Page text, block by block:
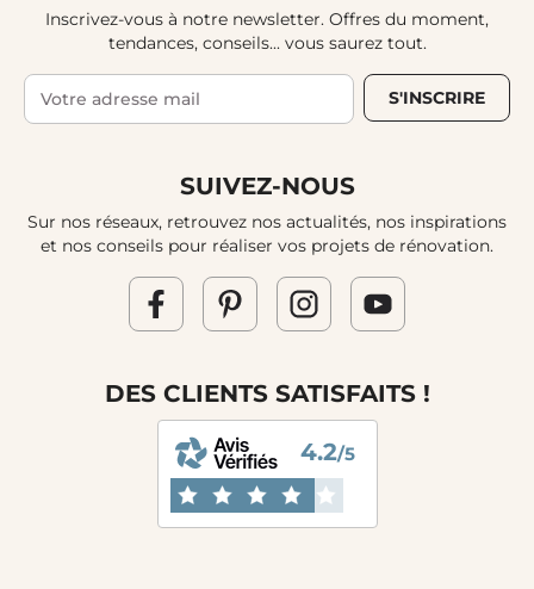
Inscrivez-vous à notre newsletter. Offres du moment,
tendances, conseils... vous saurez tout.
S'INSCRIRE
SUIVEZ-NOUS
Sur nos réseaux, retrouvez nos actualités, nos inspirations
et nos conseils pour réaliser vos projets de rénovation.
DES CLIENTS SATISFAITS !
4.2/5